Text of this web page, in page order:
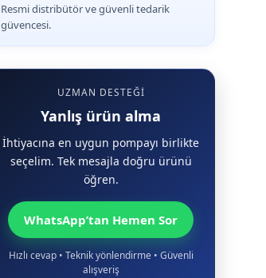
Resmi distribütör ve güvenli tedarik
güvencesi.
UZMAN DESTEĞI
Yanlış ürün alma
İhtiyacına en uygun pompayı birlikte
seçelim. Tek mesajla doğru ürünü
öğren.
WhatsApp’tan Hemen Sor
Hızlı cevap • Teknik yönlendirme • Güvenli
alışveriş